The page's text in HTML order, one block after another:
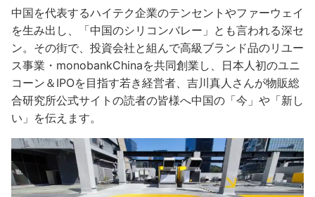
中国を代表するハイテク企業のテンセントやファーウェイ
を生み出し、「中国のシリコンバレー」とも言われる深セ
ン。その街で、投資会社と組んで高級ブランド品のリユー
ス事業・monobankChinaを共同創業し、日本人初のユニ
コーン＆IPOを目指す若き経営者、吉川真人さんが物販総
合研究所公式サイトの読者の皆様へ中国の「今」や「新し
い」を伝えます。